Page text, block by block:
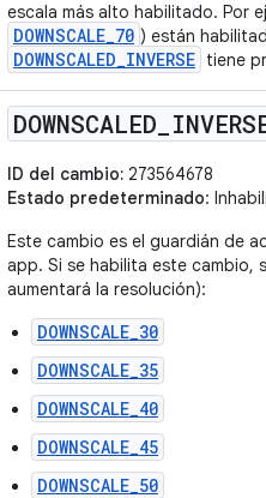
escala más alto habilitado. Por
DOWNSCALE_70 ) están
DOWNSCALED_INVERSE tiene
DOWNSCALED
ID del cambio: 273564678
Estado predeterminado:
Este cambio es el guardián de
app. Si se habilita este cambio,
aumentará la resolución):
DOWNSCALE_30
DOWNSCALE_35
DOWNSCALE_40
DOWNSCALE_45
DOWNSCALE_50